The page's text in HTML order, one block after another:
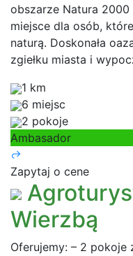
obszarze Natura 2000
miejsce dla osób,
naturą. Doskonała
zgiełku miasta i
1 km
6 miejsc
2 pokoje
Ambasador
Zapytaj o cene
Wierzbą
Oferujemy: – 2 pokoje